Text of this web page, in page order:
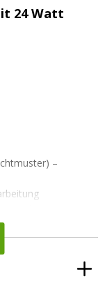
24 Watt
–
nun noch